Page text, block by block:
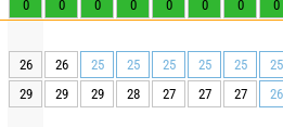
0 0 0 0 0 0 0 0
26 26 25 25 25 25 25
25
29
29 29 28 27 27 27 26